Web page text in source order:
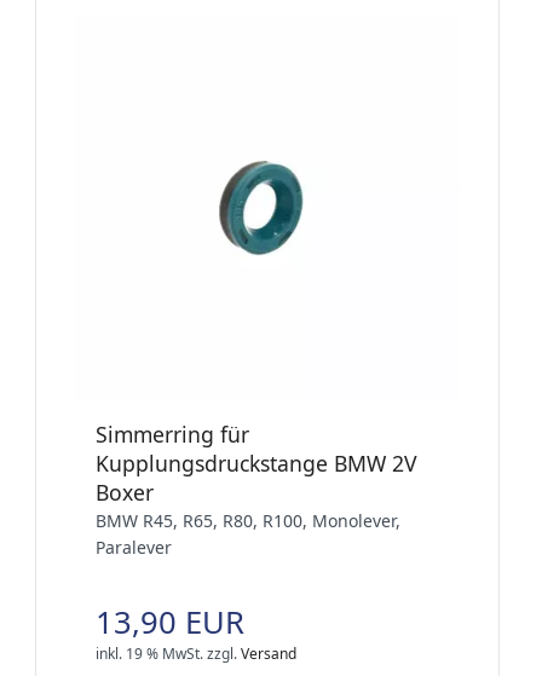
Simmerring für
Kupplungsdruckstange BMW 2V
Boxer
BMW R45, R65, R80, R100, Monolever,
Paralever
13,90 EUR
inkl. 19 % MwSt.zzgl.Versand